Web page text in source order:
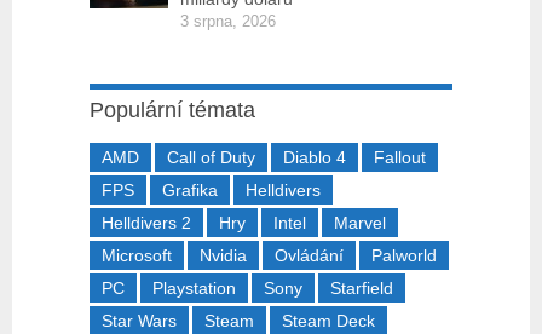
3 srpna, 2026
Populární témata
AMD Call of Duty Diablo 4
Fallout
FPS
Grafika
Helldivers
Helldivers 2
Hry Intel
Marvel
Microsoft
Nvidia Ovládání
Palworld
PC
Playstation Sony
Starfield
Star Wars
Steam
Steam Deck